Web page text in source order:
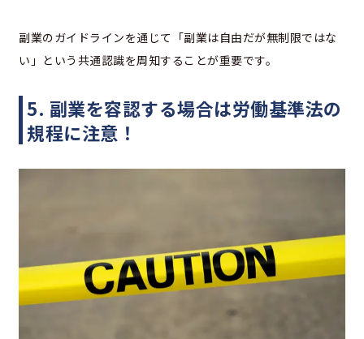
副業のガイドラインを通じて「副業は自由だが無制限ではな
い」という共通認識を周知することが重要です。
5. 副業を容認する場合は労働基準法の
規程に注意！